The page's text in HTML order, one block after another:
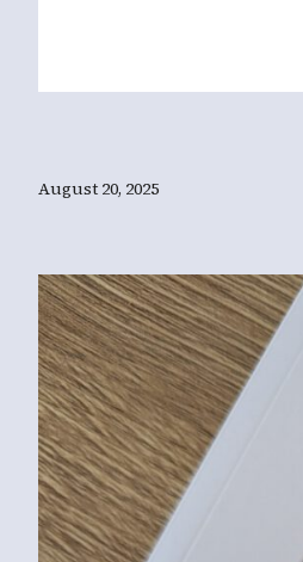
August 20, 2025